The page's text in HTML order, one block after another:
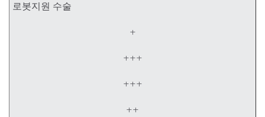
로봇지원 수술
+
+++
+++
++